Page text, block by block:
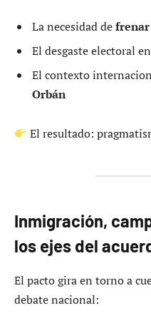
La necesidad defrenar
El desgaste electoral
El contexto
Orbán
El resultado:
Inmigración,
los ejes del
El pacto gira en torno a
debate nacional: